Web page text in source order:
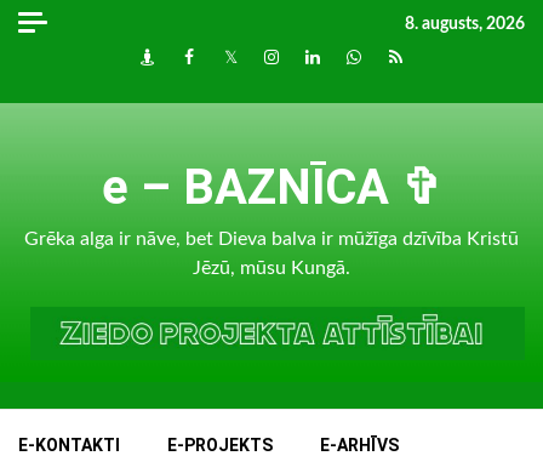
Skip
8. augusts, 2026
DraugiemFacebook
TwitterInstagram
LinkedInwhatsapp
RSS
e – BAZNĪCA ✞
Grēka alga ir nāve, bet Dieva balva ir mūžīga dzīvība Kristū
Jēzū, mūsu Kungā.
E-KONTAKTI E-PROJEKTS E-ARHĪVS